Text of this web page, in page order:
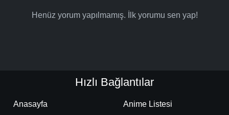
Henüz yorum yapılmamış. İlk yorumu sen yap!
Hızlı Bağlantılar
Anasayfa Anime Listesi